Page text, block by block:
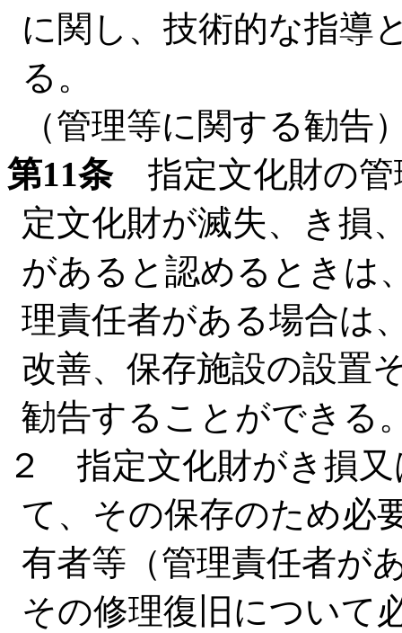
に関し、技術的な指導
る。
（管理等に関する勧告
第11条指定文化財の管
定文化財が滅失、き損
があると認めるときは
理責任者がある場合は
改善、保存施設の設置
勧告することができる
２ 指定文化財がき損
て、その保存のため必
有者等（管理責任者が
その修理復旧について